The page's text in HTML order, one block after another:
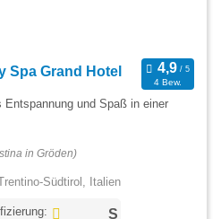
Spa Grand Hotel
4 Bew.
und Spaß in einer
in Gröden)
Südtirol, Italien